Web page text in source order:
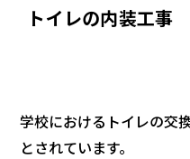
トイレの内装工事
学校におけるトイレの交
とされています。